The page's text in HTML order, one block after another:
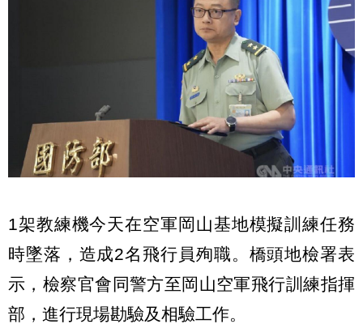
1架教練機今天在空軍岡山基地模擬訓練任務
時墜落，造成2名飛行員殉職。橋頭地檢署表
示，檢察官會同警方至岡山空軍飛行訓練指揮
部，進行現場勘驗及相驗工作。